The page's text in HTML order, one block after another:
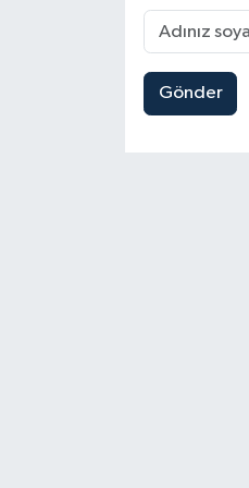
Gönder